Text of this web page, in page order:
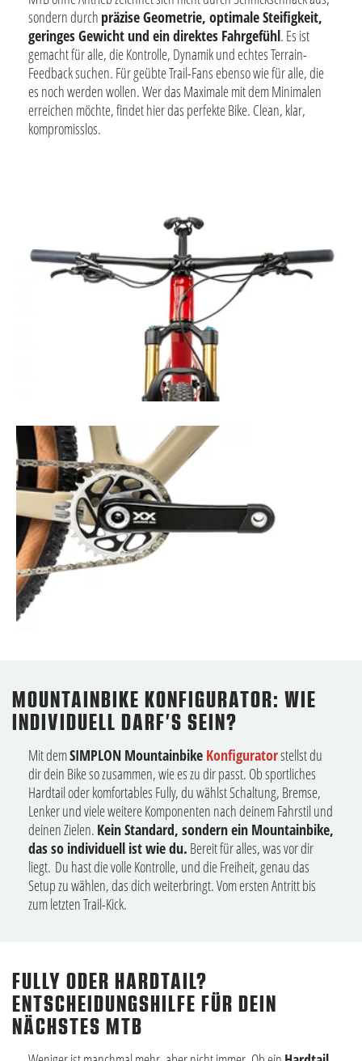
sondern durch präzise Geometrie, optimale Steifigkeit,
geringes Gewicht und ein direktes Fahrgefühl. Es ist
gemacht für alle, die Kontrolle, Dynamik und echtes Terrain-
Feedback suchen. Für geübte Trail-Fans ebenso wie für alle, die
es noch werden wollen. Wer das Maximale mit dem Minimalen
erreichen möchte, findet hier das perfekte Bike. Clean, klar,
kompromisslos.
MOUNTAINBIKE KONFIGURATOR: WIE
INDIVIDUELL DARF’S SEIN?
Mit demSIMPLON Mountainbike Konfiguratorstellst du
dir dein Bike so zusammen, wie es zu dir passt. Ob sportliches
Hardtail oder komfortables Fully, du wählst Schaltung, Bremse,
Lenker und viele weitere Komponenten nach deinem Fahrstil und
deinen Zielen. Kein Standard, sondern ein Mountainbike,
das so individuell ist wie du. Bereit für alles, was vor dir
liegt. Du hast die volle Kontrolle, und die Freiheit, genau das
Setup zu wählen, das dich weiterbringt. Vom ersten Antritt bis
zum letzten Trail-Kick.
FULLY ODER HARDTAIL?
ENTSCHEIDUNGSHILFE FÜR DEIN
NÄCHSTES MTB